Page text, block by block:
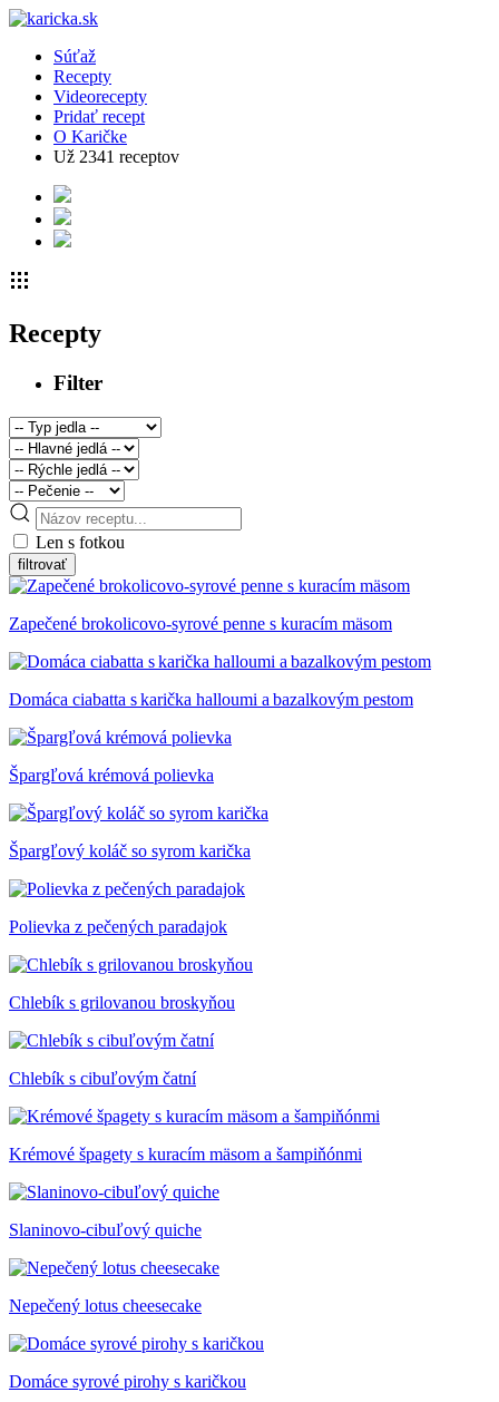
Súťaž
Recepty
Videorecepty
Pridať recept
O Karičke
Už 2341 receptov
Recepty
Filter
Len s fotkou
Zapečené brokolicovo-syrové penne s kuracím mäsom
Domáca ciabatta s karička halloumi a bazalkovým pestom
Špargľová krémová polievka
Špargľový koláč so syrom karička
Polievka z pečených paradajok
Chlebík s grilovanou broskyňou
Chlebík s cibuľovým čatní
Krémové špagety s kuracím mäsom a šampiňónmi
Slaninovo-cibuľový quiche
Nepečený lotus cheesecake
Domáce syrové pirohy s karičkou